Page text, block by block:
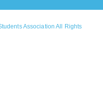
Association All Rights